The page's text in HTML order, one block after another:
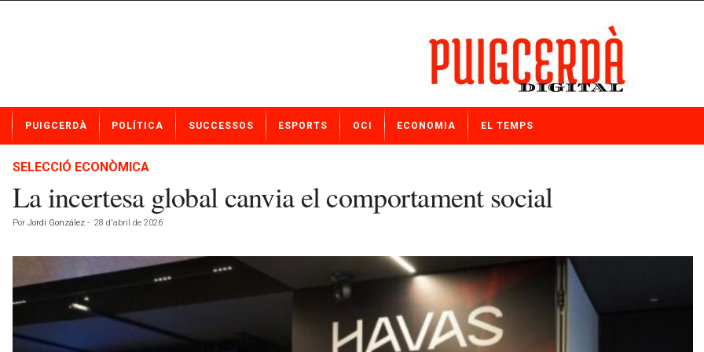
t
PUIGCERDÀ POLÍTICA SUCCESSOS ESPORTS OCI ECONOMIA EL TEMPS
SELECCIÓ ECONÒMICA
La incertesa global canvia el comportament social
Por Jordi González - 28 d'abril de 2026